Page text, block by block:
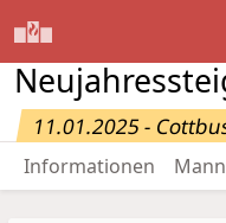
11.01.2025 -
Informationen